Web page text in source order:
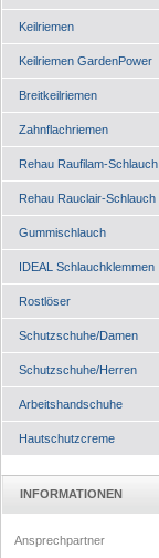
Keilriemen
Keilriemen GardenPower
Breitkeilriemen
Zahnflachriemen
Rehau Raufilam-Schlauch
Rehau Rauclair-Schlauch
Gummischlauch
IDEAL Schlauchklemmen
Rostlöser
Schutzschuhe/Damen
Schutzschuhe/Herren
Arbeitshandschuhe
Hautschutzcreme
INFORMATIONEN
Ansprechpartner